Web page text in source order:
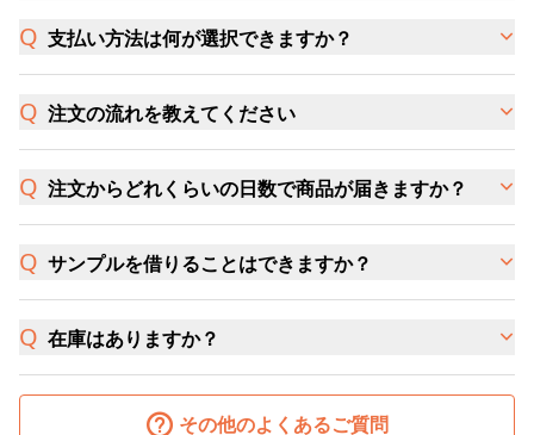
支払い方法は何が選択できますか？
注文の流れを教えてください
注文からどれくらいの日数で商品が届きますか？
サンプルを借りることはできますか？
在庫はありますか？
その他のよくあるご質問